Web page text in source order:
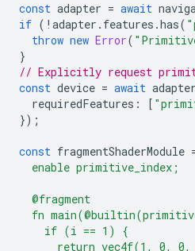
const adapter = await
if ( ! adapter . features .has(
throw new Error(
}
// Explicitly request
const device = await adapter
requiredFeatures : [
});
const fragmentShaderModule
  enable primitive_index;
  @fragment
fn
    if (i == 1) {
return vec4f(1, 0, 0,